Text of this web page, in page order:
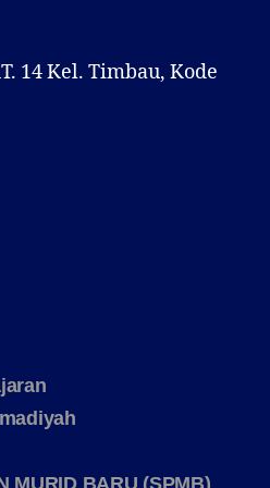
14 Kel. Timbau, Kode